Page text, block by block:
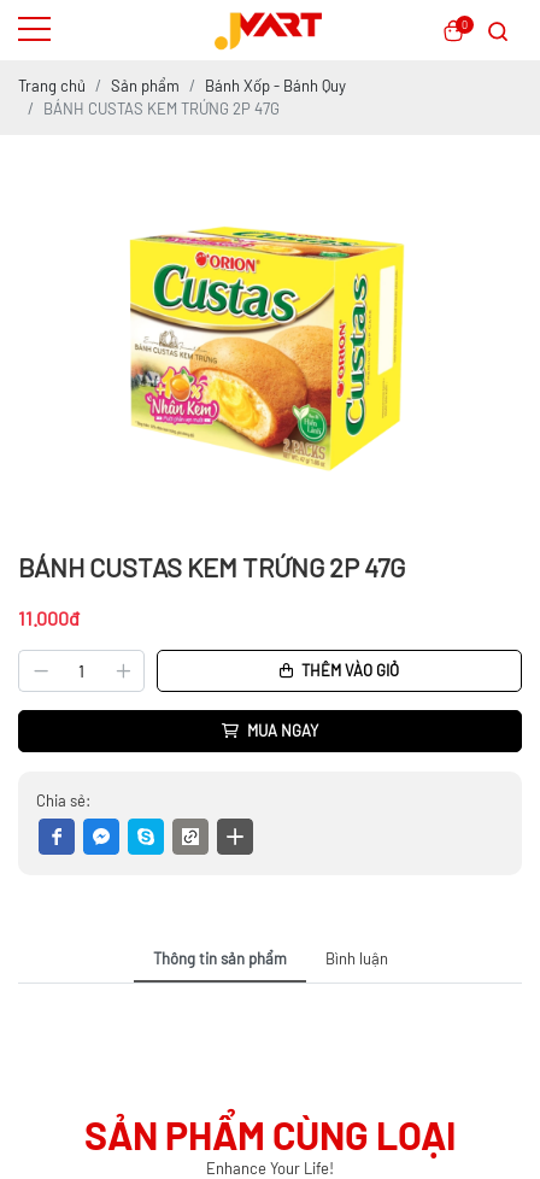
0
Trang chủ Sản phẩm
Bánh Xốp - Bánh Quy
BÁNH CUSTAS KEM TRỨNG 2P 47G
BÁNH CUSTAS KEM TRỨNG 2P 47G
11.000đ
THÊM VÀO GIỎ
MUA NGAY
Chia sẻ:
Thông tin sản phẩm Bình luận
SẢN PHẨM CÙNG LOẠI
Enhance Your Life!